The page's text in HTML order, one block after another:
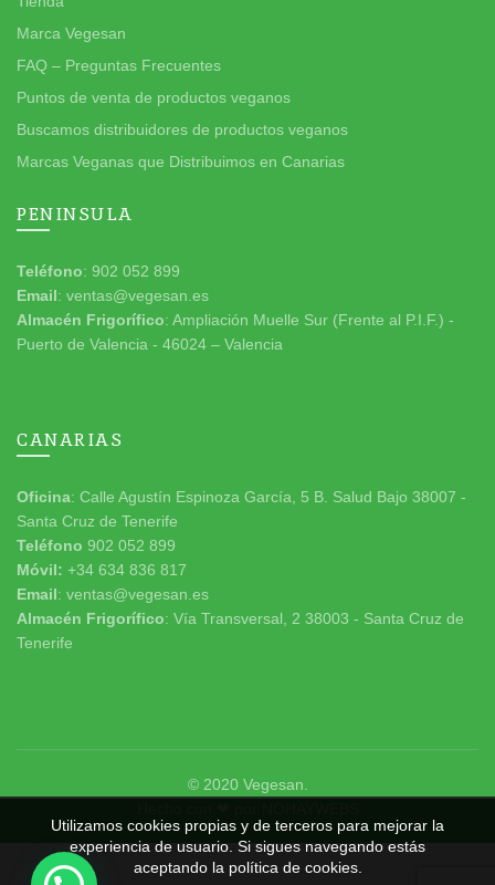
Marca Vegesan
FAQ – Preguntas Frecuentes
Puntos de venta de productos veganos
Buscamos distribuidores de productos veganos
Marcas Veganas que Distribuimos en Canarias
PENINSULA
Teléfono: 902 052 899
Email: ventas@vegesan.es
Almacén Frigorífico: Ampliación Muelle Sur (Frente al P.I.F.) -
Puerto de Valencia - 46024 – Valencia
CANARIAS
Oficina: Calle Agustín Espinoza García, 5 B. Salud Bajo 38007 -
Santa Cruz de Tenerife
Teléfono 902 052 899
Móvil: +34 634 836 817
Email: ventas@vegesan.es
Almacén Frigorífico: Vía Transversal, 2 38003 - Santa Cruz de
Tenerife
© 2020 Vegesan
Utilizamos cookies propias y de terceros para mejorar la
experiencia de usuario. Si sigues navegando estás
aceptando la política de cookies.